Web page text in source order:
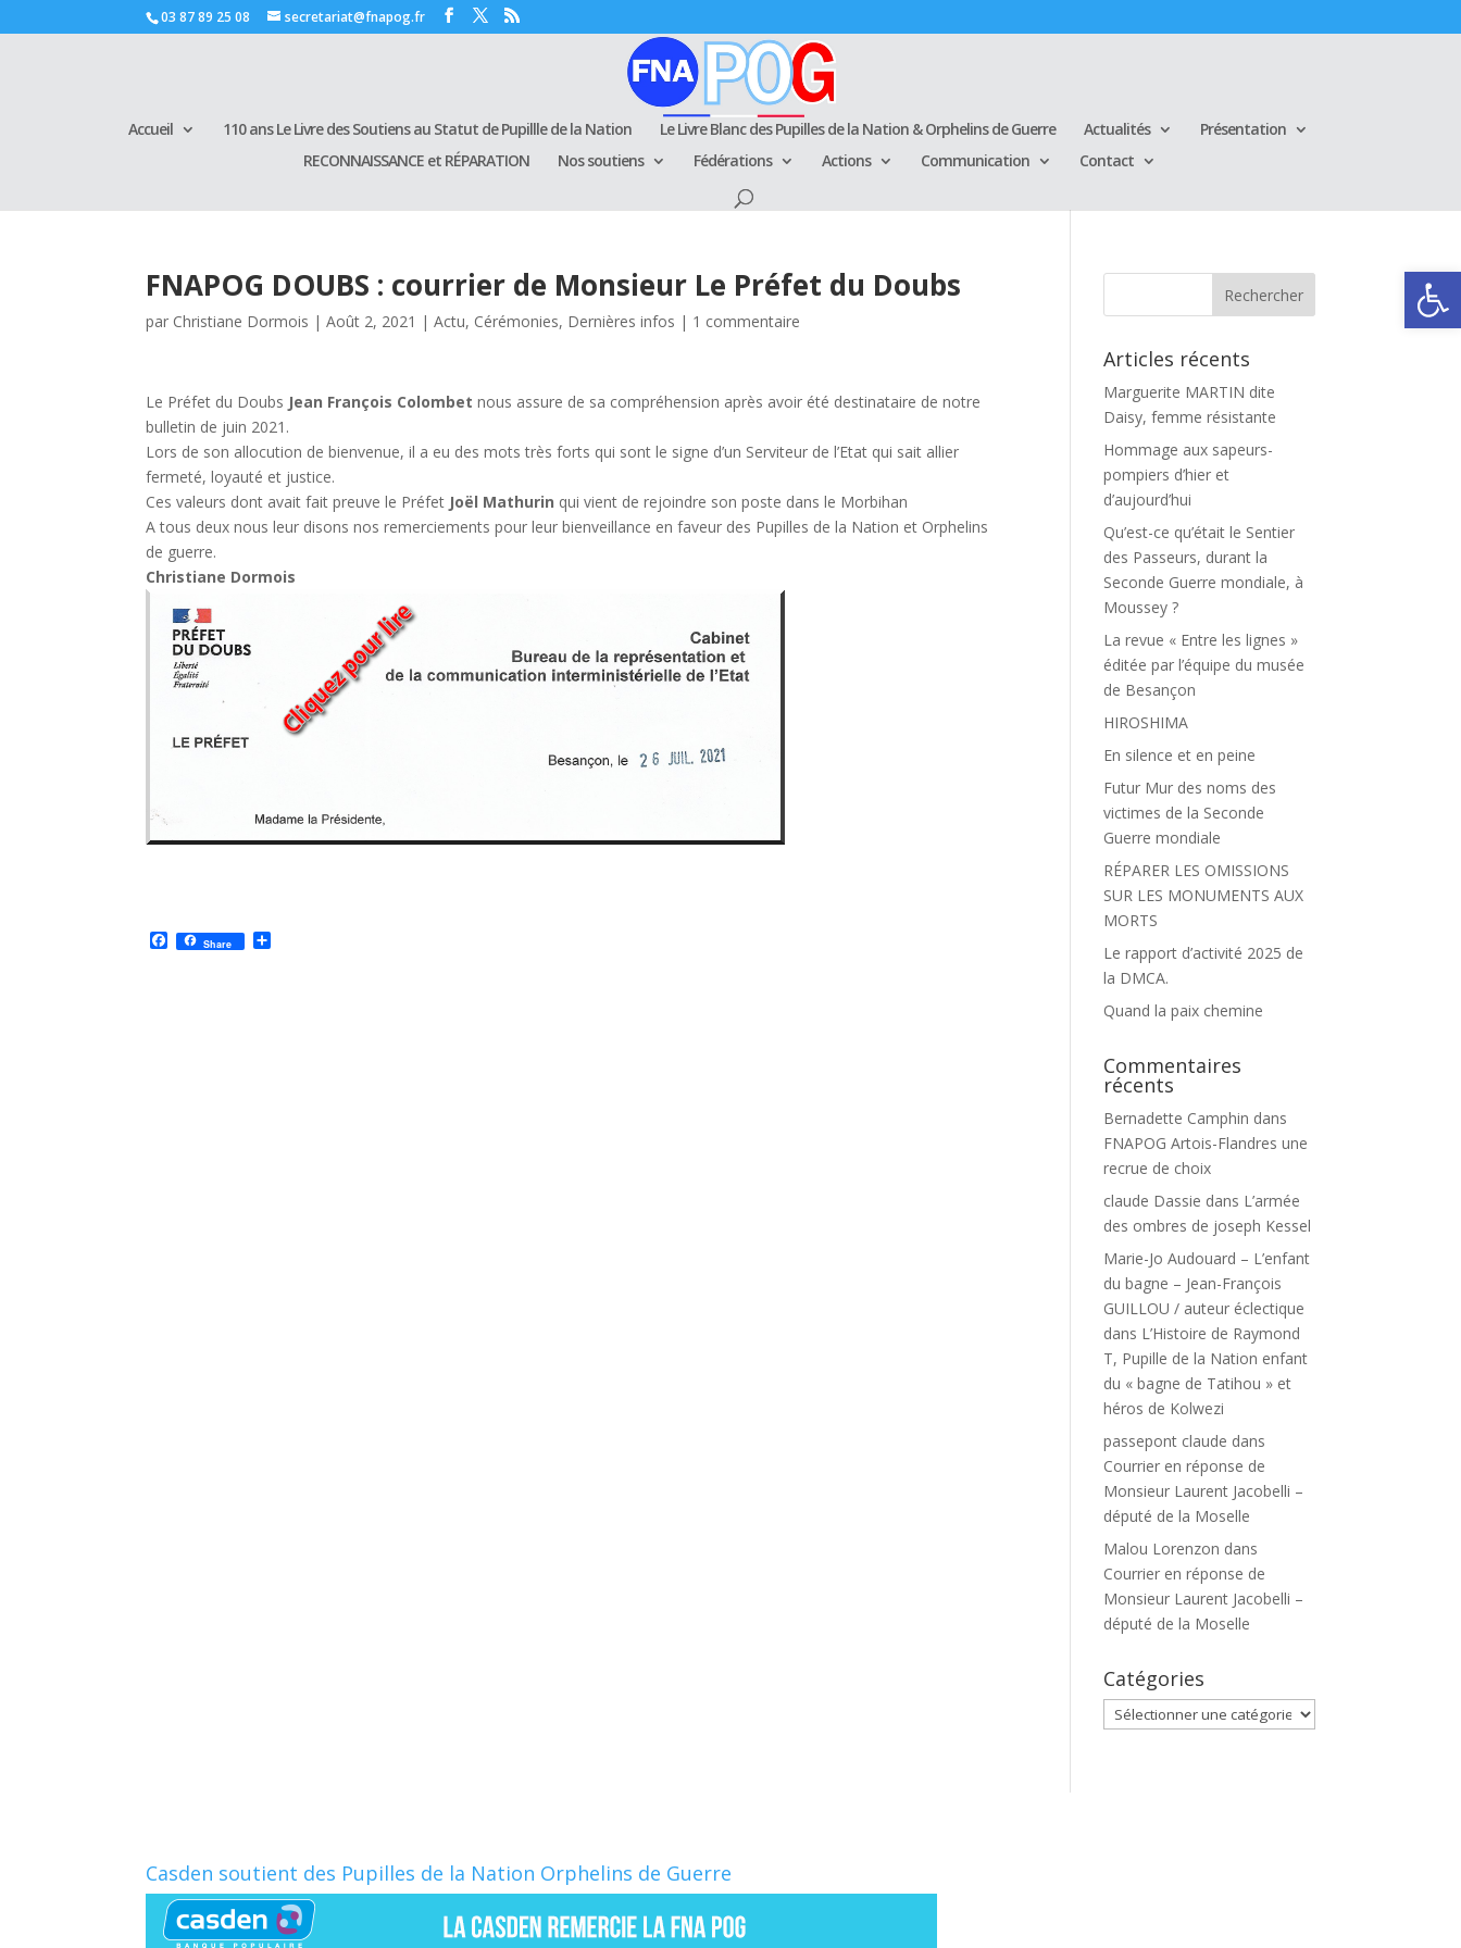
Ouvrir
03 87 89 25 08 secretariat@fnapog.fr
Accueil 110 ans Le Livre des Soutiens au Statut de Pupillle de la Nation Le Livre Blanc des Pupilles de la Nation & Orphelins de Guerre Actualités
Présentation
RECONNAISSANCE et RÉPARATION
Nos soutiens Fédérations Actions Communication Contact
FNAPOG DOUBS : courrier de Monsieur Le Préfet du Doubs
par Christiane Dormois |Août 2, 2021 |Actu, Cérémonies, Dernières infos | 1 commentaire
Le Préfet du Doubs Jean François Colombet nous assure de sa compréhension après avoir été destinataire de notre
bulletin de juin 2021.
Lors de son allocution de bienvenue, il a eu des mots très forts qui sont le signe d’un Serviteur de l’Etat qui sait allier
fermeté, loyauté et justice.
Ces valeurs dont avait fait preuve le Préfet Joël Mathurin qui vient de rejoindre son poste dans le Morbihan
A tous deux nous leur disons nos remerciements pour leur bienveillance en faveur des Pupilles de la Nation et Orphelins
de guerre.
Christiane Dormois
F
a
Share
Articles récents
Marguerite MARTIN dite
Daisy, femme résistante
Hommage aux sapeurs-
pompiers d’hier et
d’aujourd’hui
Qu’est-ce qu’était le Sentier
des Passeurs, durant la
Seconde Guerre mondiale, à
Moussey ?
La revue « Entre les lignes »
éditée par l’équipe du musée
de Besançon
HIROSHIMA
En silence et en peine
Futur Mur des noms des
victimes de la Seconde
Guerre mondiale
RÉPARER LES OMISSIONS
SUR LES MONUMENTS AUX
MORTS
Le rapport d’activité 2025 de
la DMCA.
Quand la paix chemine
Commentaires
récents
Bernadette Camphin dans
FNAPOG Artois-Flandres une
recrue de choix
claude Dassie dans L’armée
des ombres de joseph Kessel
Marie-Jo Audouard – L’enfant
du bagne – Jean-François
GUILLOU / auteur éclectique
dans L’Histoire de Raymond
T, Pupille de la Nation enfant
du « bagne de Tatihou » et
héros de Kolwezi
passepont claude dans
Courrier en réponse de
Monsieur Laurent Jacobelli –
député de la Moselle
Malou Lorenzon dans
Courrier en réponse de
Monsieur Laurent Jacobelli –
député de la Moselle
Catégories
Catégories
Casden soutient des Pupilles de la Nation Orphelins de Guerre